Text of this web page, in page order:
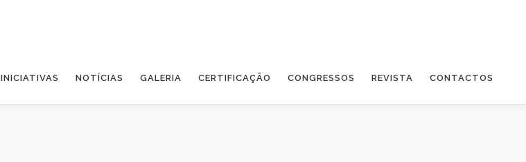
INICIATIVAS NOTÍCIAS GALERIA CERTIFICAÇÃO CONGRESSOS REVISTA CONTACTOS